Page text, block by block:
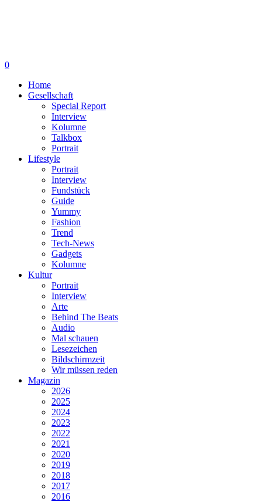
0
Home
Gesellschaft
Special Report
Interview
Kolumne
Talkbox
Portrait
Lifestyle
Portrait
Interview
Fundstück
Guide
Yummy
Fashion
Trend
Tech-News
Gadgets
Kolumne
Kultur
Portrait
Interview
Arte
Behind The Beats
Audio
Mal schauen
Lesezeichen
Bildschirmzeit
Wir müssen reden
Magazin
2026
2025
2024
2023
2022
2021
2020
2019
2018
2017
2016